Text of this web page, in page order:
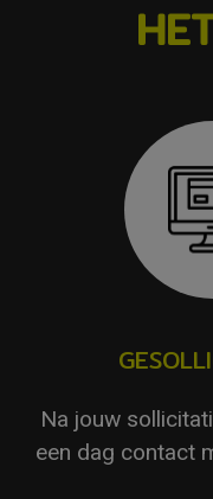
Na jouw
een dag contact